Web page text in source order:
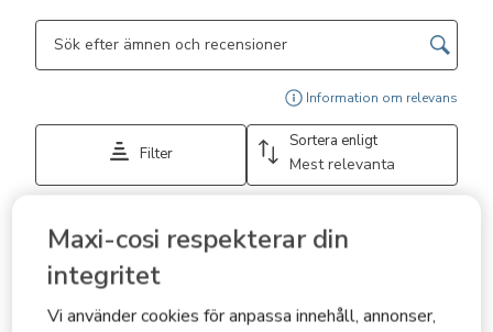
Maxi-cosi respekterar din
integritet
Vi använder cookies för anpassa innehåll, annonser,
Sökområde för sökning i ämnen och omdömen
Information om relevans
Filter
Sortera enligt
Mest relevanta
251
Recensioner.
1 – 3 av 251 Recensioner